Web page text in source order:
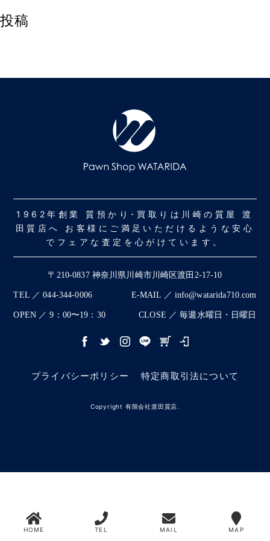
投稿
1962年創業 質預かり･買取りは川崎の質屋 渡
田質店へ お客様にご満足いただけるような安心
でフェアな査定を心がけています。
〒210-0837 神奈川県川崎市川崎区渡田2-17-10
TEL ／ 044-344-0006 E-MAIL ／ info@watarida710.com
OPEN ／ 9：00〜19：30 CLOSE ／ 毎週水曜日・日曜日
プライバシーポリシー 特定商取引法について
Copyright 有限会社渡田質店.
HOME TEL MAIL MAP